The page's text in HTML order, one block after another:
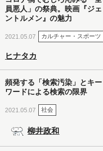
員悪人」の祭典。映画『ジェ
ントルメン』の魅力
2021.05.07 カルチャー・スポーツ
ヒナタカ
頻発する「検索汚染」とキー
ワードによる検索の限界
2021.05.07 社会
柳井政和